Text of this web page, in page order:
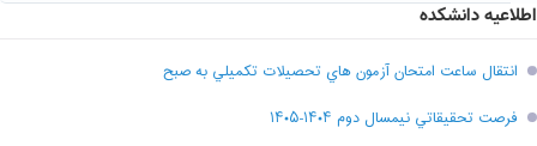
اطلاعیه دانشکده
انتقال ساعت امتحان آزمون هاي تحصيلات تکميلي به صبح
فرصت تحقيقاتي نیمسال دوم ۱۴۰۴-۱۴۰۵